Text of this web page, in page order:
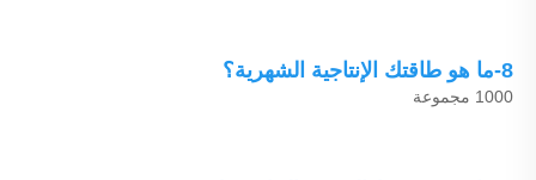
8-ما هو طاقتك الإنتاجية الشهرية؟
1000 مجموعة